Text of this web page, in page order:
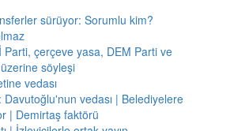
sürüyor: Sorumlu kim?
Parti, çerçeve yasa, DEM Parti ve
söyleşi
vedası
Davutoğlu'nun vedası | Belediyelere
| Demirtaş faktörü